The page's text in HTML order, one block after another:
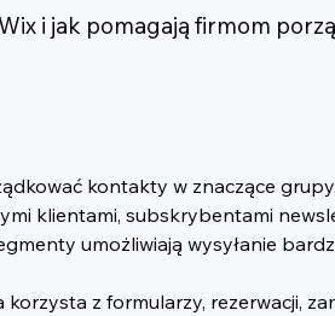
i jak pomagają firmom
kontakty w znaczące
klientami, subskrybentami
umożliwiają wysyłanie
z formularzy, rezerwacji,